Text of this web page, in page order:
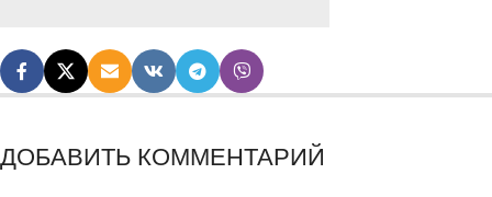
ДОБАВИТЬ КОММЕНТАРИЙ